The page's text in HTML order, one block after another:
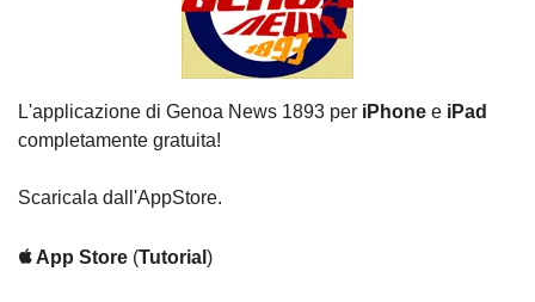
L'applicazione di Genoa News 1893 per iPhone e iPad
completamente gratuita!
Scaricala dall'AppStore.
App Store (Tutorial )